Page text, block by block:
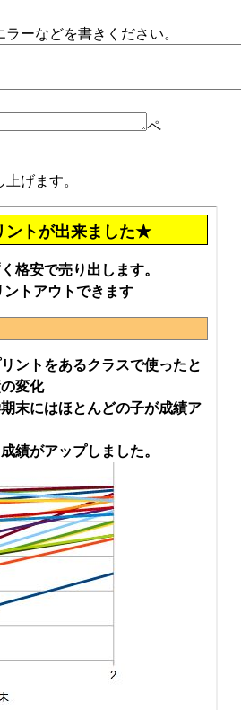
ーなどを書きください。
ペ
げます。